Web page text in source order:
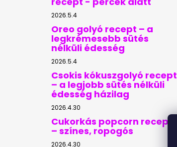
2026.5.4
Oreo golyó recept – a
legkrémesebb sütés
nélküli édesség
2026.5.4
Csokis kókuszgolyó recept
– a legjobb sütés nélküli
édesség házilag
2026.4.30
Cukorkás popcorn recept
– színes, ropogós
2026.4.30